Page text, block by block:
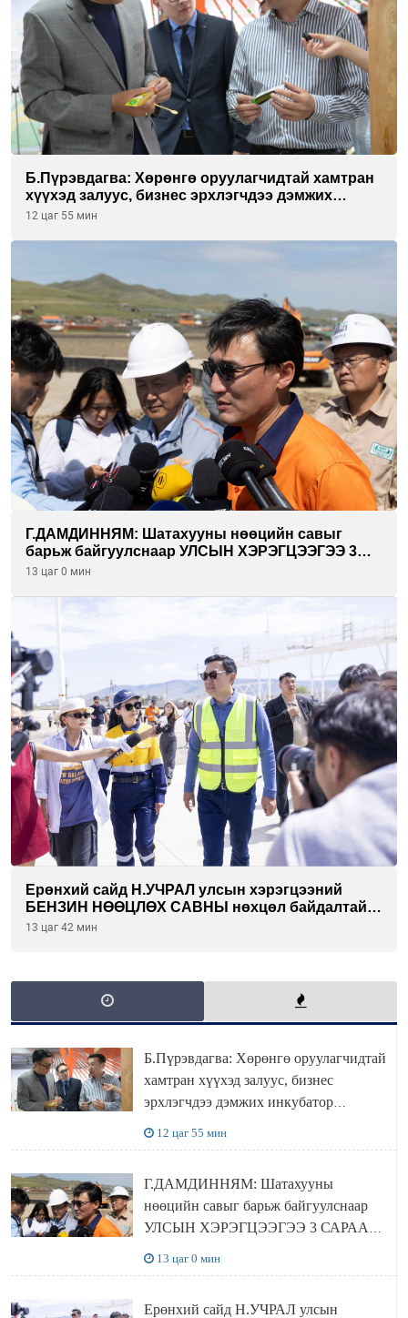
Б.Пүрэвдагва: Хөрөнгө оруулагчидтай хамтран
хүүхэд залуус, бизнес эрхлэгчдээ дэмжих
инкубатор төвүүдийг хотын захын
12 цаг 55 мин
Г.ДАМДИННЯМ: Шатахууны нөөцийн савыг
барьж байгуулснаар УЛСЫН ХЭРЭГЦЭЭГЭЭ 3
САРААР НӨӨЦЛӨДӨГ болно
13 цаг 0 мин
Ерөнхий сайд Н.УЧРАЛ улсын хэрэгцээний
БЕНЗИН НӨӨЦЛӨХ САВНЫ нөхцөл байдалтай
танилцлаа
13 цаг 42 мин
Б.Пүрэвдагва: Хөрөнгө оруулагчидтай
хамтран хүүхэд залуус, бизнес
эрхлэгчдээ дэмжих инкубатор
12 цаг 55 мин
Г.ДАМДИННЯМ: Шатахууны
нөөцийн савыг барьж байгуулснаар
УЛСЫН ХЭРЭГЦЭЭГЭЭ 3 САРААР
13 цаг 0 мин
Ерөнхий сайд Н.УЧРАЛ улсын